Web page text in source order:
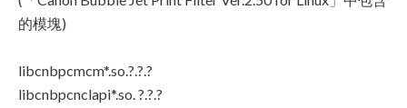
的模塊)
libcnbpcmcm*.so.?.?.?
libcnbpcnclapi*.so. ?.?.?